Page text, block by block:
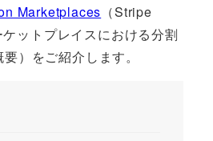
Marketplaces （Stripe
ットプレイスにおける分割
）をご紹介します。